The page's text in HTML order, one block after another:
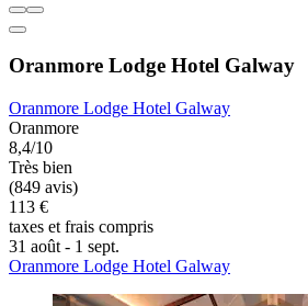
Oranmore Lodge Hotel Galway
Oranmore Lodge Hotel Galway
Oranmore
8,4/10
Très bien
(849 avis)
113 €
taxes et frais compris
31 août - 1 sept.
Oranmore Lodge Hotel Galway